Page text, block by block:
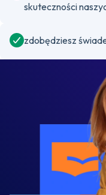
skuteczności
zdobędziesz